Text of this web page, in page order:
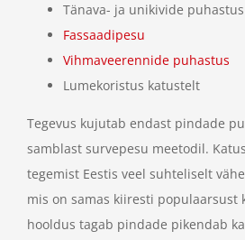
Tänava- ja unikivide puhastus
Fassaadipesu
Vihmaveerennide puhastus
Lumekoristus katustelt
Tegevus kujutab endast pindade
samblast survepesu meetodil.
tegemist Eestis veel suhteliselt
mis on samas kiiresti populaarsust
hooldus tagab pindade pikendab